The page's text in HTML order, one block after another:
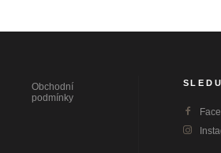
Obchodní
podmínky